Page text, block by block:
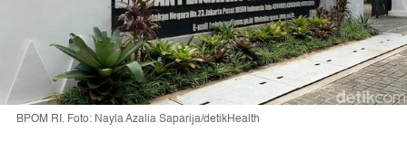
BPOM RI. Foto: Nayla Azalia Saparija/detikHealth